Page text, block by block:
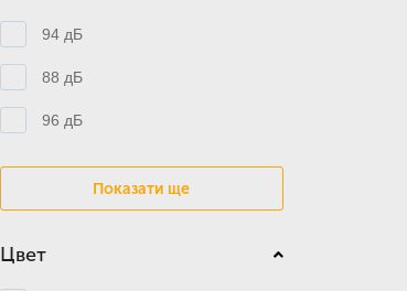
94 дБ
88 дБ
96 дБ
Показати ще
Цвет